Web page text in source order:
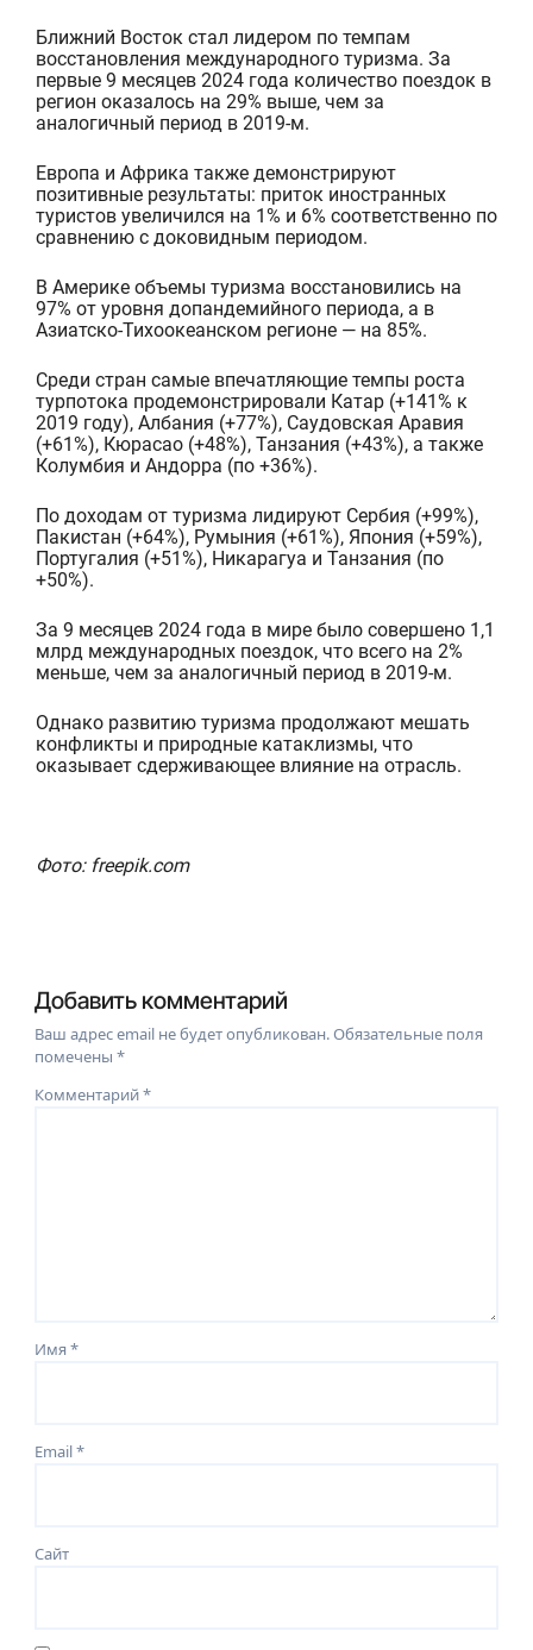
Ближний Восток стал лидером по темпам
восстановления международного туризма. За
первые 9 месяцев 2024 года количество поездок в
регион оказалось на 29% выше, чем за
аналогичный период в 2019-м.
Европа и Африка также демонстрируют
позитивные результаты: приток иностранных
туристов увеличился на 1% и 6% соответственно по
сравнению с доковидным периодом.
В Америке объемы туризма восстановились на
97% от уровня допандемийного периода, а в
Азиатско-Тихоокеанском регионе — на 85%.
Среди стран самые впечатляющие темпы роста
турпотока продемонстрировали Катар (+141% к
2019 году), Албания (+77%), Саудовская Аравия
(+61%), Кюрасао (+48%), Танзания (+43%), а также
Колумбия и Андорра (по +36%).
По доходам от туризма лидируют Сербия (+99%),
Пакистан (+64%), Румыния (+61%), Япония (+59%),
Португалия (+51%), Никарагуа и Танзания (по
+50%).
За 9 месяцев 2024 года в мире было совершено 1,1
млрд международных поездок, что всего на 2%
меньше, чем за аналогичный период в 2019-м.
Однако развитию туризма продолжают мешать
конфликты и природные катаклизмы, что
оказывает сдерживающее влияние на отрасль.
Фото: freepik.com
Добавить комментарий
Ваш адрес email не будет опубликован.Обязательные поля
помечены*
Комментарий*
Имя*
Email*
Сайт